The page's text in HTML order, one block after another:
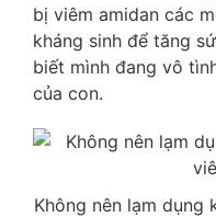
bị viêm amidan các
kháng sinh để tăng
biết mình đang vô
của con.
Không nên lạm dụng